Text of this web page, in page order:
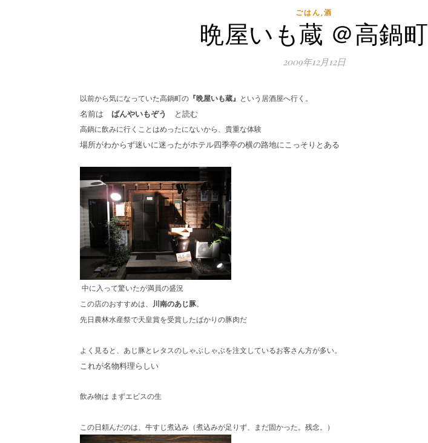
ごはん,酒
晩屋いも蔵 ＠高鍋町
2009年12月12日
以前から気になっていた高鍋町の 『晩屋いも蔵』 という居酒屋へ行く。
名前は ばんやいもぞう と読む
高鍋に飲みに行くことはめったにないから、貴重な体験
場所がわからず迷いに迷ったがホテル四季亭の横の路地にこっそりとある
中に入って驚いたが満員の盛況
この店のおすすめは、 川南のあじ豚。
先日農林水産祭で天皇賞を受賞したばかりの豚肉だ
よく見ると、あじ豚とレタスのしゃぶしゃぶを注文しているお客さん方が多い。
これが名物料理らしい
飲み物は まずエビスの生
この日頼んだのは、牛すじ煮込み（煮込みが足りず、まだ固かった。残念。）